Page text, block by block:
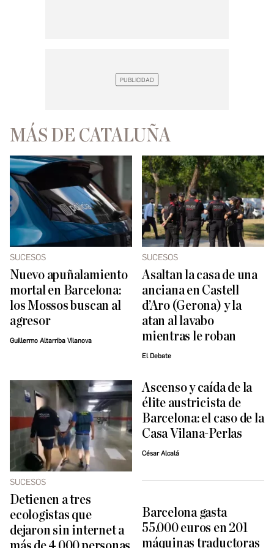
MÁS DE CATALUÑA
SUCESOS
Nuevo apuñalamiento
mortal en Barcelona:
los Mossos buscan al
agresor
Guillermo Altarriba Vilanova
SUCESOS
Asaltan la casa de una
anciana en Castell
d’Aro (Gerona) y la
atan al lavabo
mientras le roban
El Debate
SUCESOS
Detienen a tres
ecologistas que
dejaron sin internet a
Ascenso y caída de la
élite austricista de
Barcelona: el caso de la
Casa Vilana-Perlas
César Alcalá
Barcelona gasta
55.000 euros en 201
máquinas traductoras